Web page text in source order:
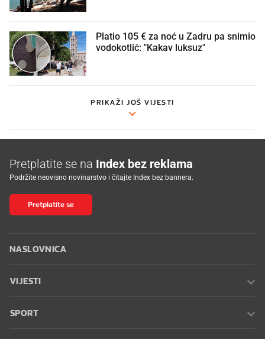
Platio 105 € za noć u Zadru pa snimio
vodokotlić: "Kakav luksuz"
PRIKAŽI JOŠ VIJESTI
Pretplatite se na Index bez reklama
Podržite neovisno novinarstvo i čitajte Index bez bannera.
Pretplatite se
NASLOVNICA
VIJESTI
SPORT